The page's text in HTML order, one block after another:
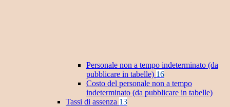
Personale non a tempo indeterminato (da
pubblicare in tabelle) 16
Costo del personale non a tempo
indeterminato (da pubblicare in tabelle)
Tassi di assenza 13